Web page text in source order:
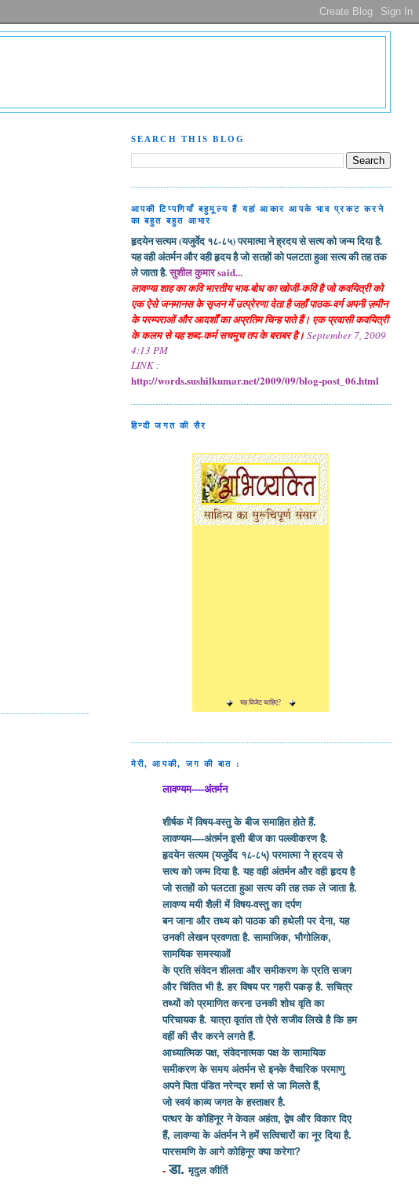
SEARCH THIS BLOG
आपकी टिप्पणियाँ बहुमूल्य हैं यहां आकार आपके भाव प्रकट करने
का बहुत बहुत आभार
हृदयेन सत्यम (यजुर्वेद १८-८५) परमात्मा ने ह्रदय से सत्य को जन्म दिया है.
यह वही अंतर्मन और वही हृदय है जो सतहों को पलटता हुआ सत्य की तह तक
ले जाता है.सुशील कुमार said...
लावण्या शाह का कवि भारतीय भाव-बोध का खोजी-कवि है जो कवयित्री को
एक ऐसे जनमानस के सृजन में उत्प्रेरणा देता है जहाँ पाठक-वर्ग अपनी ज़मीन
के परम्पराओं और आदर्शों का अप्रतिम चिन्ह पाते हैं। एक प्रवासी कवयित्री
के कलम से यह शब्द-कर्म सचमुच तप के बराबर है। September 7, 2009
4:13 PM
LINK :
http://words.sushilkumar.net/2009/09/blog-post_06.html
हिन्दी जगत की सैर
यह विजेट चाहिए?
मेरी, आपकी, जग की बात :
लावण्यम----अंतर्मन
शीर्षक में विषय-वस्तु के बीज समाहित होते हैं.
लावण्यम----अंतर्मन इसी बीज का पल्ल्वीकरण है.
हृदयेन सत्यम (यजुर्वेद १८-८५) परमात्मा ने ह्रदय से
सत्य को जन्म दिया है. यह वही अंतर्मन और वही हृदय है
जो सतहों को पलटता हुआ सत्य की तह तक ले जाता है.
लावण्य मयी शैली में विषय-वस्तु का दर्पण
बन जाना और तथ्य को पाठक की हथेली पर देना, यह
उनकी लेखन प्रवणता है. सामाजिक, भौगोलिक,
सामयिक समस्याओं
के प्रति संवेदन शीलता और समीकरण के प्रति सजग
और चिंतित भी है. हर विषय पर गहरी पकड़ है. सचित्र
तथ्यों को प्रमाणित करना उनकी शोध वृति का
परिचायक है. यात्रा वृतांत तो ऐसे सजीव लिखे है कि हम
वहीं की सैर करने लगते हैं.
आध्यात्मिक पक्ष, संवेदनात्मक पक्ष के सामायिक
समीकरण के समय अंतर्मन से इनके वैचारिक परमाणु
अपने पिता पंडित नरेन्द्र शर्मा सेजा मिलते हैं,
जो स्वयं काव्य जगत के हस्ताक्षर है.
पत्थर के कोहिनूर ने केवल अहंता, द्वेष और विकार दिए
हैं, लावण्या के अंतर्मन ने हमें सत्विचारों का नूर दिया है.
पारसमणि के आगे कोहिनूर क्या करेगा?
- डा.मृदुल कीर्ति